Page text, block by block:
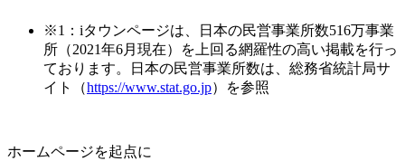
※1：iタウンページは、日本の民営事業所数516万事業
所（2021年6月現在）を上回る網羅性の高い掲載を行っ
ております。日本の民営事業所数は、総務省統計局サ
イト（https://www.stat.go.jp）を参照
ホームページを起点に